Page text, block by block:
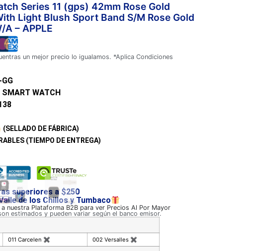
Series 11 (gps) 42mm Rose Gold
Light Blush Sport Band S/M Rose Gold
– APPLE
un mejor precio lo igualamos. *Aplica Condiciones
SMART WATCH
(SELLADO DE FÁBRICA)
(TIEMPO DE ENTREGA)
superiores a $250
de los Chillos y Tumbaco
nuestra Plataforma B2B para ver Precios Al Por Mayor
estimados y pueden variar según el banco emisor.
011 Carcelen ✖ 002 Versalles ✖